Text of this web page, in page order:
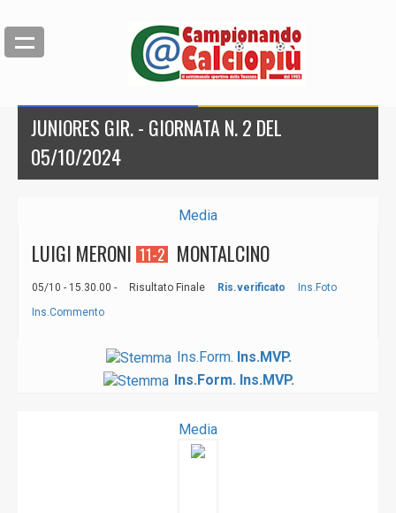
JUNIORES GIR. - GIORNATA N. 2 DEL
05/10/2024
Media
LUIGI MERONI 11-2 MONTALCINO
05/10 - 15.30.00 - Risultato Finale Ris.verificato
Ins.Foto
Ins.Commento
Ins.Form. Ins.MVP.
Ins.Form. Ins.MVP.
Media